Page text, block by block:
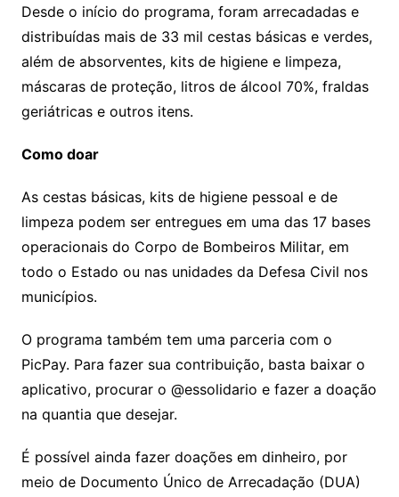
Desde o início do programa, foram arrecadadas e
distribuídas mais de 33 mil cestas básicas e verdes,
além de absorventes, kits de higiene e limpeza,
máscaras de proteção, litros de álcool 70%, fraldas
geriátricas e outros itens.
Como doar
As cestas básicas, kits de higiene pessoal e de
limpeza podem ser entregues em uma das 17 bases
operacionais do Corpo de Bombeiros Militar, em
todo o Estado ou nas unidades da Defesa Civil nos
municípios.
O programa também tem uma parceria com o
PicPay. Para fazer sua contribuição, basta baixar o
aplicativo, procurar o @essolidario e fazer a doação
na quantia que desejar.
É possível ainda fazer doações em dinheiro, por
meio de Documento Único de Arrecadação (DUA)